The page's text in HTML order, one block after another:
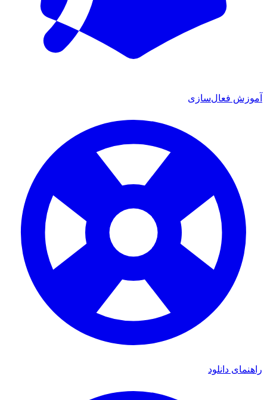
آموزش فعال‌سازی
راهنمای دانلود